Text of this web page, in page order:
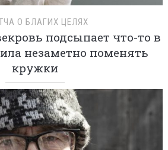
О БЛАГИХ ЦЕЛЯХ
подсыпает что-то в
незаметно поменять
кружки